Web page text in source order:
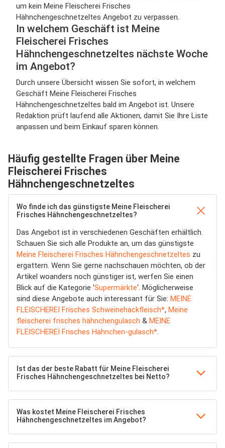
um kein Meine Fleischerei Frisches
Hähnchengeschnetzeltes Angebot zu verpassen.
In welchem Geschäft ist Meine
Fleischerei Frisches
Hähnchengeschnetzeltes nächste Woche
im Angebot?
Durch unsere Übersicht wissen Sie sofort, in welchem
Geschäft Meine Fleischerei Frisches
Hähnchengeschnetzeltes bald im Angebot ist. Unsere
Redaktion prüft laufend alle Aktionen, damit Sie Ihre Liste
anpassen und beim Einkauf sparen können.
Häufig gestellte Fragen über Meine
Fleischerei Frisches
Hähnchengeschnetzeltes
Wo finde ich das günstigste Meine Fleischerei
Frisches Hähnchengeschnetzeltes?
Das Angebot ist in verschiedenen Geschäften erhältlich.
Schauen Sie sich alle Produkte an, um das günstigste
Meine Fleischerei Frisches Hähnchengeschnetzeltes zu
ergattern. Wenn Sie gerne nachschauen möchten, ob der
Artikel woanders noch günstiger ist, werfen Sie einen
Blick auf die Kategorie 'Supermärkte'. Möglicherweise
sind diese Angebote auch interessant für Sie: MEINE
FLEISCHEREI Frisches Schweinehackfleisch*, Meine
fleischerei frisches hähnchengulasch & MEINE
FLEISCHEREI Frisches Hähnchen-gulasch*.
Ist das der beste Rabatt für Meine Fleischerei
Frisches Hähnchengeschnetzeltes bei Netto?
Was kostet Meine Fleischerei Frisches
Hähnchengeschnetzeltes im Angebot?